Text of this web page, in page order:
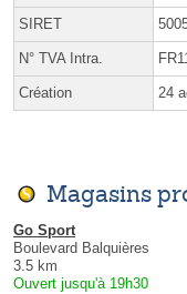
SIRET
N° TVA Intra.
Création 24
Magasins
Go Sport
Boulevard Balquières
3.5 km
Ouvert jusqu'à 19h30